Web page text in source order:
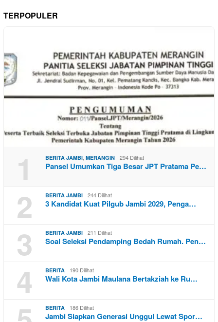
TERPOPULER
1 BERITA JAMBI, MERANGIN 294 Dilihat
Pansel Umumkan Tiga Besar JPT Pratama Pe…
2 BERITA JAMBI 244 Dilihat
3 Kandidat Kuat Pilgub Jambi 2029, Penga…
3 BERITA JAMBI 211 Dilihat
Soal Seleksi Pendamping Bedah Rumah. Pen…
4 BERITA 190 Dilihat
Wali Kota Jambi Maulana Bertakziah ke Ru…
BERITA 186 Dilihat
Jambi Siapkan Generasi Unggul Lewat Spor…